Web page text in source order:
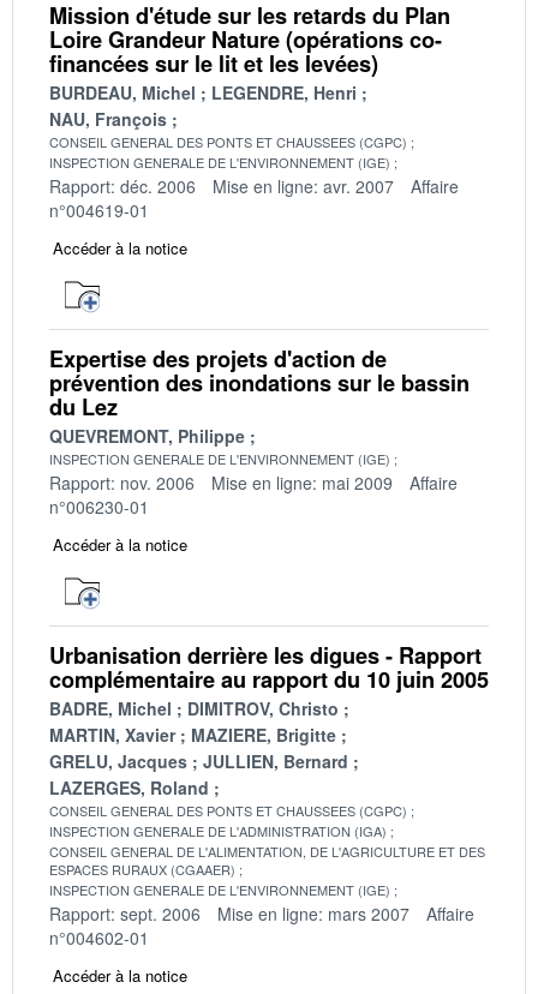
Mission d'étude sur les retards du Plan
Loire Grandeur Nature (opérations co-
financées sur le lit et les levées)
BURDEAU, Michel
LEGENDRE, Henri
NAU, François
CONSEIL GENERAL DES PONTS ET CHAUSSEES (CGPC)
INSPECTION GENERALE DE L'ENVIRONNEMENT (IGE)
Rapport: déc. 2006 Mise en ligne: avr. 2007
Affaire
n°004619-01
Accéder à la notice
Expertise des projets d'action de
prévention des inondations sur le bassin
du Lez
QUEVREMONT, Philippe
INSPECTION GENERALE DE L'ENVIRONNEMENT (IGE)
Rapport: nov. 2006 Mise en ligne: mai 2009
Affaire
n°006230-01
Accéder à la notice
Urbanisation derrière les digues - Rapport
complémentaire au rapport du 10 juin 2005
BADRE, Michel
DIMITROV, Christo
MARTIN, Xavier
MAZIERE, Brigitte
GRELU, Jacques
JULLIEN, Bernard
LAZERGES, Roland
CONSEIL GENERAL DES PONTS ET CHAUSSEES (CGPC)
INSPECTION GENERALE DE L'ADMINISTRATION (IGA)
CONSEIL GENERAL DE L'ALIMENTATION, DE L'AGRICULTURE ET DES
ESPACES RURAUX (CGAAER)
INSPECTION GENERALE DE L'ENVIRONNEMENT (IGE)
Rapport: sept. 2006 Mise en ligne: mars 2007
Affaire
n°004602-01
Accéder à la notice